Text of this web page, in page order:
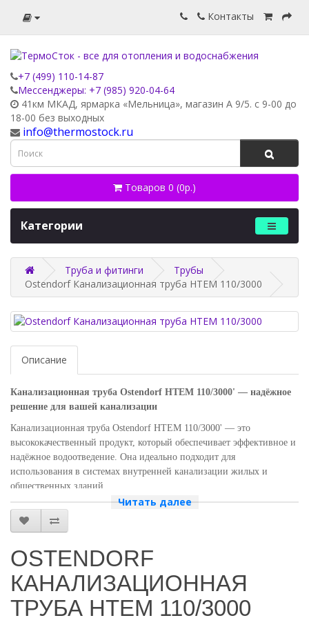
Контакты
+7 (499) 110-14-87
Мессенджеры: +7 (985) 920-04-64
41км МКАД, ярмарка «Мельница», магазин А 9/5. с 9-00 до
18-00 без выходных
info@thermostock.ru
Товаров 0 (0р.)
Категории
Труба и фитинги
Трубы
Ostendorf Канализационная труба HTEM 110/3000
Описание
Канализационная труба Ostendorf HTEM 110/3000' — надёжное
решение для вашей канализации
Канализационная труба Ostendorf HTEM 110/3000' — это
высококачественный продукт, который обеспечивает эффективное и
надёжное водоотведение. Она идеально подходит для
использования в системах внутренней канализации жилых и
общественных зданий.
Почему стоит выбрать канализационную трубу Ostendorf HTEM
110/3000'?
прочного и долговечного материала, который устойчив к
долгий срок службы и надёжную работу системы
канализации.
Соответствие стандартам.
Продукция Ostendorf
Читать далее
OSTENDORF
КАНАЛИЗАЦИОННАЯ
ТРУБА HTEM 110/3000